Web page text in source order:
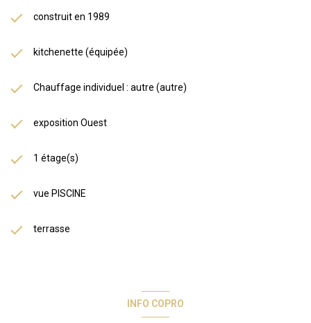
construit en 1989
kitchenette (équipée)
Chauffage individuel : autre (autre)
exposition Ouest
1 étage(s)
vue PISCINE
terrasse
INFO COPRO